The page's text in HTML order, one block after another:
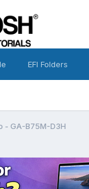
EFI Folders
- GA-B75M-D3H